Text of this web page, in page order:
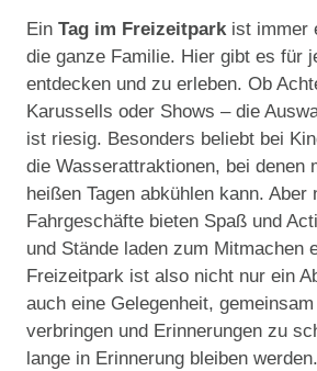
Ein Tag im Freizeitparkist immer
die ganze Familie. Hier gibt es für
entdecken und zu erleben. Ob
Karussells oder Shows – die
ist riesig. Besonders beliebt bei
die Wasserattraktionen, bei denen
heißen Tagen abkühlen kann. Aber
Fahrgeschäfte bieten Spaß und
und Stände laden zum Mitmachen
Freizeitpark ist also nicht nur ein
auch eine Gelegenheit,
verbringen und Erinnerungen zu
lange in Erinnerung bleiben werden.